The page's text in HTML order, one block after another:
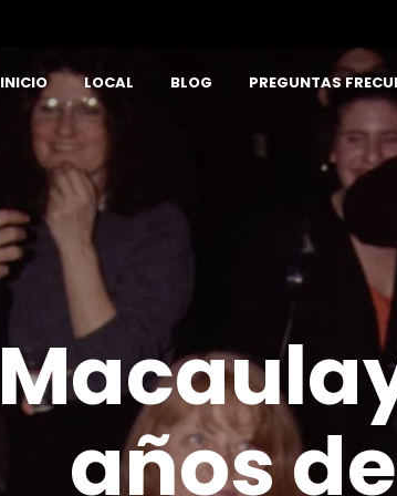
INICIO LOCAL BLOG PREGUNTAS
años